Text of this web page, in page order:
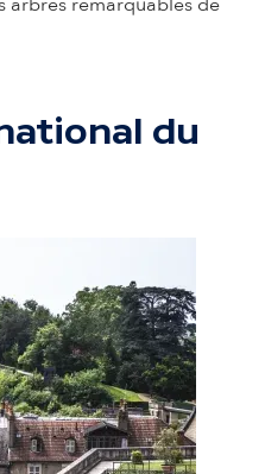
du